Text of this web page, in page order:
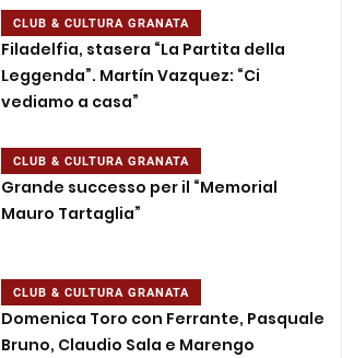
CLUB & CULTURA GRANATA
Filadelfia, stasera “La Partita della
Leggenda”. Martín Vazquez: “Ci
vediamo a casa”
CLUB & CULTURA GRANATA
Grande successo per il “Memorial
Mauro Tartaglia”
CLUB & CULTURA GRANATA
Domenica Toro con Ferrante, Pasquale
Bruno, Claudio Sala e Marengo